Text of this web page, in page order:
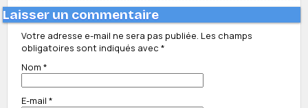
Laisser un commentaire
Votre adresse e-mail ne sera pas publiée. Les champs
obligatoires sont indiqués avec *
Nom *
E-mail *